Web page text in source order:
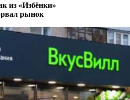
из «Избёнки»
рынок